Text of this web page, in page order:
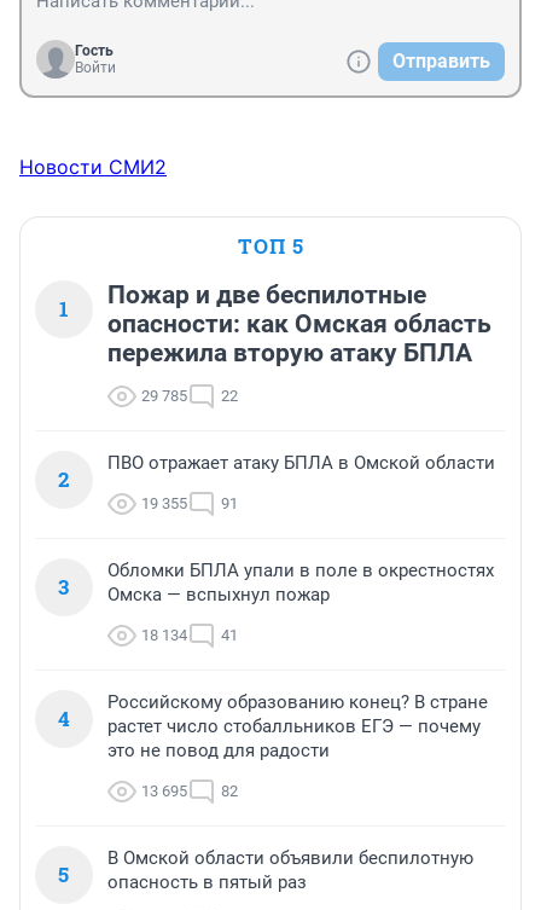
Гость
Войти
Отправить
Новости СМИ2
ТОП 5
1
Пожар и две беспилотные
опасности: как Омская область
пережила вторую атаку БПЛА
29 785 22
2
ПВО отражает атаку БПЛА в Омской области
19 355 91
3
Обломки БПЛА упали в поле в окрестностях
Омска — вспыхнул пожар
18 134 41
4
Российскому образованию конец? В стране
растет число стобалльников ЕГЭ — почему
это не повод для радости
13 695 82
5
В Омской области объявили беспилотную
опасность в пятый раз